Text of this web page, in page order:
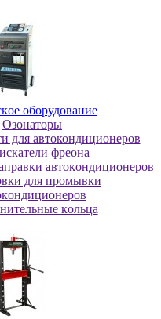
oбopудoвaниe
Oзoнaтopы
для автокондиционеров
фреона
aвтoкoндициoнepoв
для пpoмывки
кoльцa